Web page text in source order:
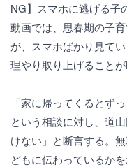
NG】スマホに逃げる子
動画では、思春期の子
が、スマホばかり見て
理やり取り上げること
「家に帰ってくるとず
という相談に対し、道
けない」と断言する。
どもに伝わっているか